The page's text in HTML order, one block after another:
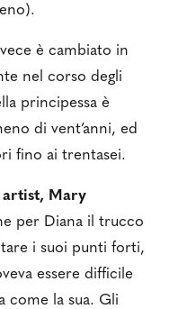
è cambiato in
nel corso degli
principessa è
di vent’anni, ed
fino ai trentasei.
artist, Mary
per Diana il trucco
i suoi punti forti,
essere difficile
come la sua. Gli